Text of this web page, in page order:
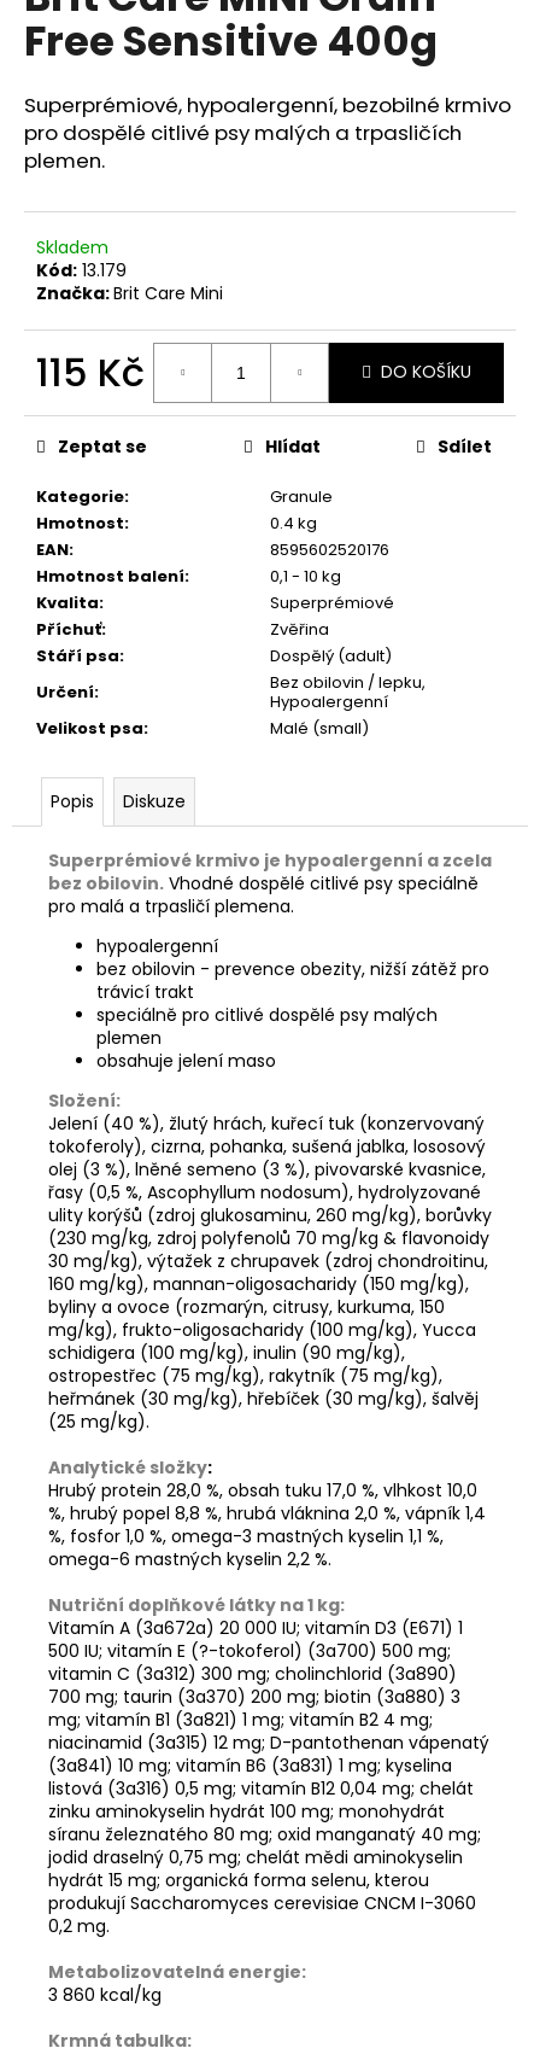
0,0
hvězdiček.
Free Sensitive 400g
Superprémiové, hypoalergenní, bezobilné krmivo
pro dospělé citlivé psy malých a trpasličích
plemen.
Skladem
Kód: 13.179
Značka:Brit Care Mini
115 Kč
cena:
DO KOŠÍKU
Kategorie:
Granule
Hmotnost:
0.4 kg
EAN:
8595602520176
Hmotnost balení:
0,1 - 10 kg
Kvalita:
Superprémiové
Příchuť:
Zvěřina
Stáří psa:
Dospělý (adult)
Určení:
Bez obilovin / lepku,
Hypoalergenní
Velikost psa: Malé (small)
Zeptat se Hlídat Sdílet
Popis Diskuze
Superprémiové krmivo je hypoalergenní a zcela
bez obilovin. Vhodné dospělé citlivé psy speciálně
pro malá a trpasličí plemena.
hypoalergenní
bez obilovin - prevence obezity, nižší zátěž pro
trávicí trakt
speciálně pro citlivé dospělé psy malých
plemen
obsahuje jelení maso
Složení:
Jelení (40 %), žlutý hrách, kuřecí tuk (konzervovaný
tokoferoly), cizrna, pohanka, sušená jablka, lososový
olej (3 %), lněné semeno (3 %), pivovarské kvasnice,
řasy (0,5 %, Ascophyllum nodosum), hydrolyzované
ulity korýšů (zdroj glukosaminu, 260 mg/kg), borůvky
(230 mg/kg, zdroj polyfenolů 70 mg/kg & flavonoidy
30 mg/kg), výtažek z chrupavek (zdroj chondroitinu,
160 mg/kg), mannan-oligosacharidy (150 mg/kg),
byliny a ovoce (rozmarýn, citrusy, kurkuma, 150
mg/kg), frukto-oligosacharidy (100 mg/kg), Yucca
schidigera (100 mg/kg), inulin (90 mg/kg),
ostropestřec (75 mg/kg), rakytník (75 mg/kg),
heřmánek (30 mg/kg), hřebíček (30 mg/kg), šalvěj
(25 mg/kg).
Analytické složky:
Hrubý protein 28,0 %, obsah tuku 17,0 %, vlhkost 10,0
%, hrubý popel 8,8 %, hrubá vláknina 2,0 %, vápník 1,4
%, fosfor 1,0 %, omega-3 mastných kyselin 1,1 %,
omega-6 mastných kyselin 2,2 %.
Nutriční doplňkové látky na 1 kg:
Vitamín A (3a672a) 20 000 IU; vitamín D3 (E671) 1
500 IU; vitamín E (?-tokoferol) (3a700) 500 mg;
vitamin C (3a312) 300 mg; cholinchlorid (3a890)
700 mg; taurin (3a370) 200 mg; biotin (3a880) 3
mg; vitamín B1 (3a821) 1 mg; vitamín B2 4 mg;
niacinamid (3a315) 12 mg; D-pantothenan vápenatý
(3a841) 10 mg; vitamín B6 (3a831) 1 mg; kyselina
listová (3a316) 0,5 mg; vitamín B12 0,04 mg; chelát
zinku aminokyselin hydrát 100 mg; monohydrát
síranu železnatého 80 mg; oxid manganatý 40 mg;
jodid draselný 0,75 mg; chelát mědi aminokyselin
hydrát 15 mg; organická forma selenu, kterou
produkují Saccharomyces cerevisiae CNCM I-3060
0,2 mg.
Metabolizovatelná energie:
3 860 kcal/kg
Krmná tabulka:
a
j
í
t
?
o
p
u
č
u
e
m
DOG
YUMMY
TUNA
TREAT
100G
79
Kč